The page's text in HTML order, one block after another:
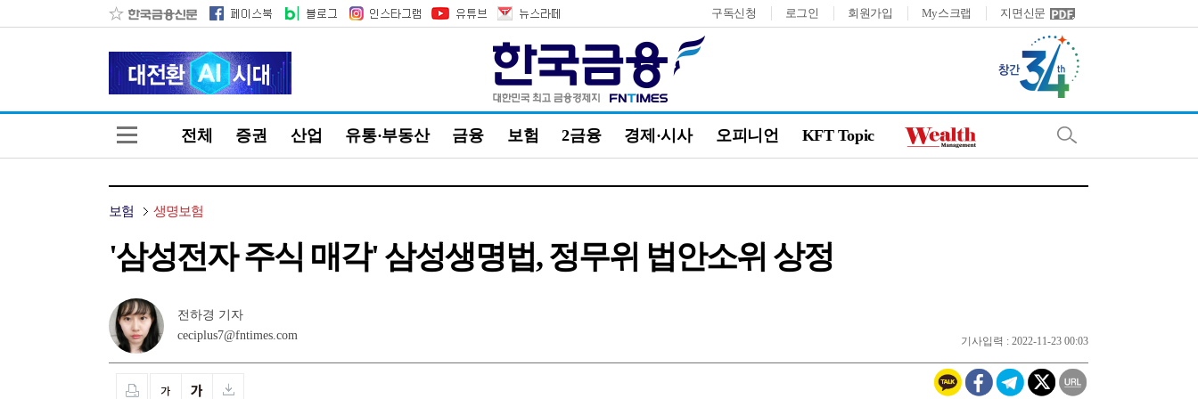
구독신청 로그인 회원가입 My스크랩 지면신문
전체 증권 산업 유통·부동산 금융 보험 2금융 경제·시사 오피니언 KFT Topic
보험 생명보험
'삼성전자 주식 매각' 삼성생명법, 정무위 법안소위 상정
전하경 기자
ceciplus7@fntimes.com
기사입력 : 2022-11-23 00:03